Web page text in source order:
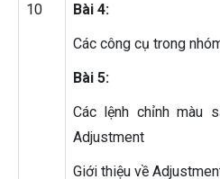
10
Bài 4:
Các công cụ trong
Bài 5:
Các lệnh chỉnh màu
Adjustment
Giới thiệu về